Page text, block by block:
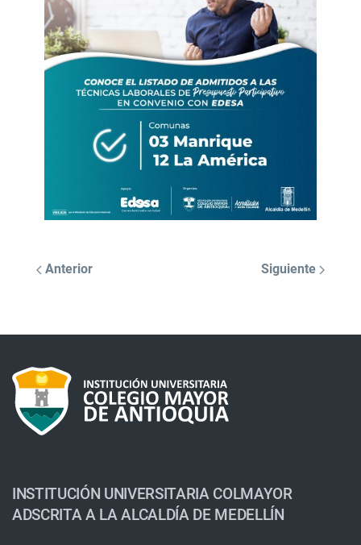
Anterior Siguiente
INSTITUCIÓN UNIVERSITARIA COLMAYOR
ADSCRITA A LA ALCALDÍA DE MEDELLÍN